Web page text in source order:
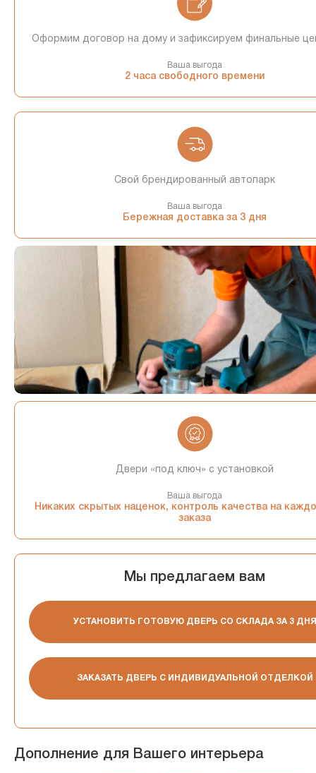
Оформим договор на дому и зафиксируем финальные
Ваша выгода
2 часа свободного времени
Свой брендированный автопарк
Ваша выгода
Бережная доставка за 3 дня
Двери «под ключ» с установкой
Ваша выгода
Никаких скрытых наценок, контроль качества на
заказа
Мы предлагаем вам
УСТАНОВИТЬ ГОТОВУЮ ДВЕРЬ СО СКЛАДА ЗА 3 ДНЯ
ЗАКАЗАТЬ ДВЕРЬ С ИНДИВИДУАЛЬНОЙ ОТДЕЛКОЙ
Дополнение для Вашего интерьера